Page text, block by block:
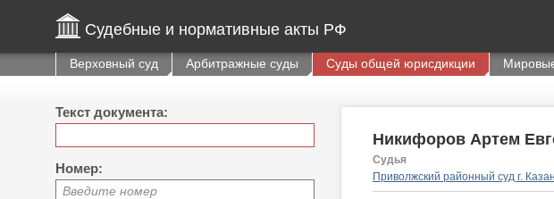
Судебные и нормативные акты РФ
Верховный суд Арбитражные суды Суды общей юрисдикции
Текст документа:
Номер:
Введите номер
Никифоров Артем
Судья
Приволжский районный суд г.